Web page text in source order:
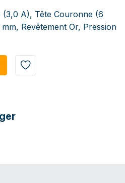
(3,0 A), Tête Couronne (6
Revêtement Or, Pression